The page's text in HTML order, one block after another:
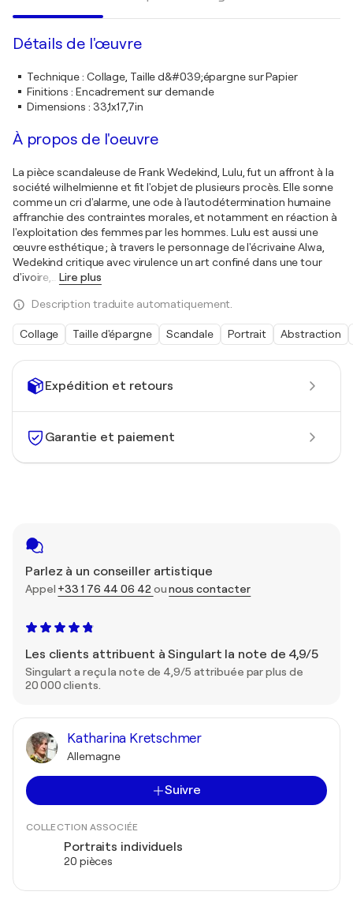
Expédition et retours
Garantie et paiement
Parlez à un conseiller artistique
Appel +33 1 76 44 06 42ounous contacter
Les clients attribuent à Singulart la note de 4,9/5
Singulart a reçu la note de 4,9/5 attribuée par plus de
20 000 clients.
Katharina Kretschmer
Allemagne
Suivre
COLLECTION ASSOCIÉE
Portraits individuels
20 pièces
Détails de l'œuvre
Technique: Collage, Taille d&#039;épargne sur Papier
Finitions : Encadrement sur demande
Dimensions : 33,1x17,7in
À propos de l'oeuvre
La pièce scandaleuse de Frank Wedekind, Lulu, fut un affront à la
société wilhelmienne et fit l'objet de plusieurs procès. Elle sonne
comme un cri d'alarme, une ode à l'autodétermination humaine
affranchie des contraintes morales, et notamment en réaction à
l'exploitation des femmes par les hommes. Lulu est aussi une
œuvre esthétique ; à travers le personnage de l'écrivaine Alwa,
Wedekind critique avec virulence un art confiné dans une tour
d'ivoire,… Lire plus
Description traduite automatiquement.
Collage Taille d'épargne Scandale Portrait Abstraction